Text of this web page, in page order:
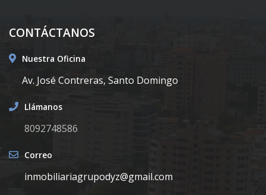
CONTÁCTANOS
Nuestra Oficina
Av. José Contreras, Santo Domingo
Llámanos
8092748586
Correo
inmobiliariagrupodyz@gmail.com